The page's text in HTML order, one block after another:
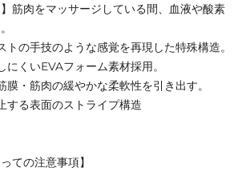
】筋肉をマッサージしている間、血液や酸素
トの手技のような感覚を再現した特殊構造。
くいEVAフォーム素材採用。
膜・筋肉の緩やかな柔軟性を引き出す。
する表面のストライプ構造
ての注意事項】